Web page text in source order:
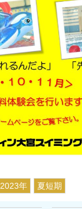
2023年 夏短期